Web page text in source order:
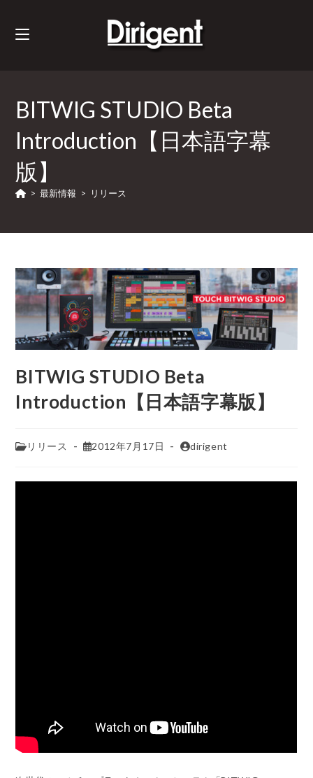
BITWIG STUDIO Beta
Introduction【日本語字幕
版】
> 最新情報 > リリース
BITWIG STUDIO Beta
Introduction【日本語字幕版】
リリース 2012年7月17日 dirigent